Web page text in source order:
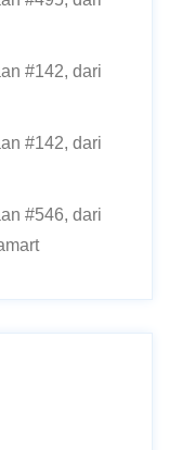
#142, dari
#142, dari
#546, dari